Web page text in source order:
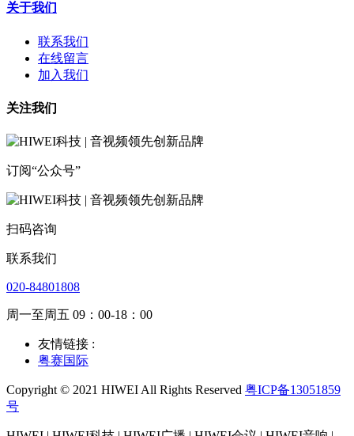
关于我们
联系我们
在线留言
加入我们
关注我们
订阅“公众号”
扫码咨询
联系我们
020-84801808
周一至周五 09：00-18：00
友情链接 :
粤赛国际
Copyright © 2021 HIWEI All Rights Reserved 粤ICP备13051859
号